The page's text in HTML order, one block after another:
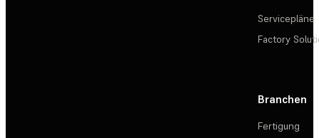
Servicepläne
Factory
Branchen
Fertigung